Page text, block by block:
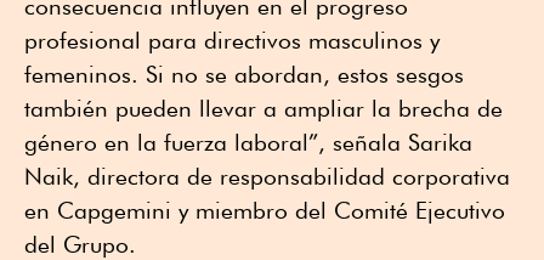
consecuencia influyen en el progreso
profesional para directivos masculinos y
femeninos. Si no se abordan, estos sesgos
también pueden llevar a ampliar la brecha de
género en la fuerza laboral”, señala Sarika
Naik, directora de responsabilidad corporativa
en Capgemini y miembro del Comité Ejecutivo
del Grupo.